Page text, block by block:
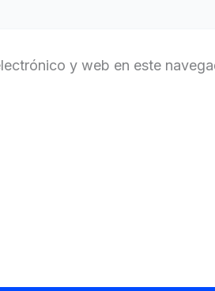
y web en este